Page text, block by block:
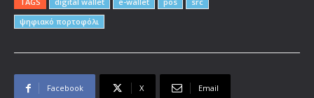
ψηφιακό πορτοφόλι
Facebook X Email